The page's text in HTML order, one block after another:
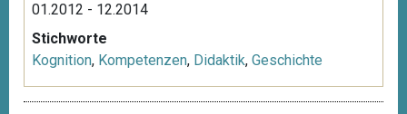
01.2012 - 12.2014
Stichworte
Kognition, Kompetenzen, Didaktik, Geschichte